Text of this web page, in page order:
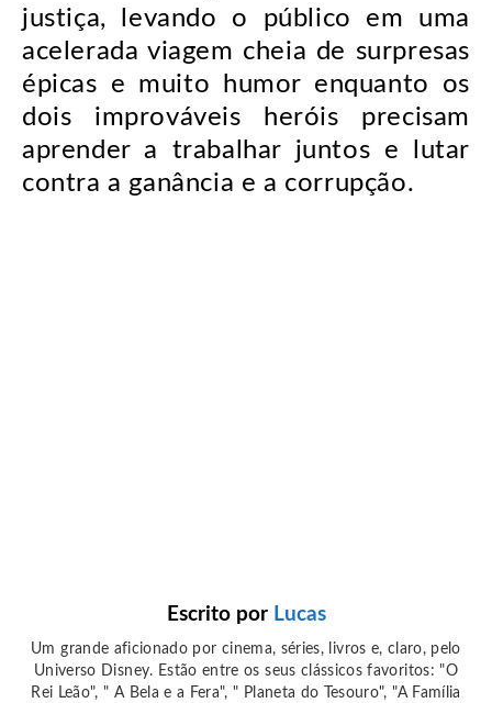
justiça, levando o público em uma
acelerada viagem cheia de surpresas
épicas e muito humor enquanto os
dois improváveis heróis precisam
aprender a trabalhar juntos e lutar
contra a ganância e a corrupção.
Escrito por Lucas
Um grande aficionado por cinema, séries, livros e, claro, pelo
Universo Disney. Estão entre os seus clássicos favoritos: "O
Rei Leão", " A Bela e a Fera", " Planeta do Tesouro", "A Família